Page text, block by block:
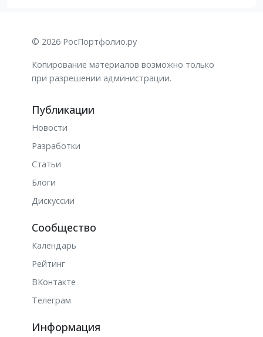
© 2026 РосПортфолио.ру
Копирование материалов возможно только
при разрешении администрации.
Публикации
Новости
Разработки
Статьи
Блоги
Дискуссии
Сообщество
Календарь
Рейтинг
ВКонтакте
Телеграм
Информация